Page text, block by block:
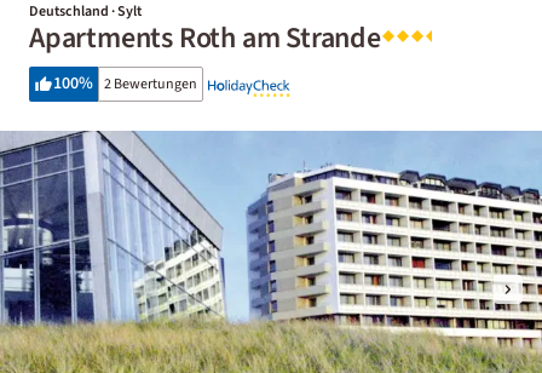
Deutschland · Sylt
Apartments Roth am Strande
100% 2 Bewertungen